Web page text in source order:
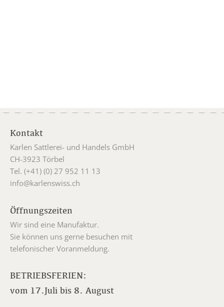
Kontakt
Karlen Sattlerei- und Handels GmbH
CH-3923 Törbel
Tel. (+41) (0) 27 952 11 13
info@karlenswiss.ch
Öffnungszeiten
Wir sind eine Manufaktur.
Sie können uns gerne besuchen mit
telefonischer Voranmeldung.
BETRIEBSFERIEN:
vom 17.Juli bis 8. August